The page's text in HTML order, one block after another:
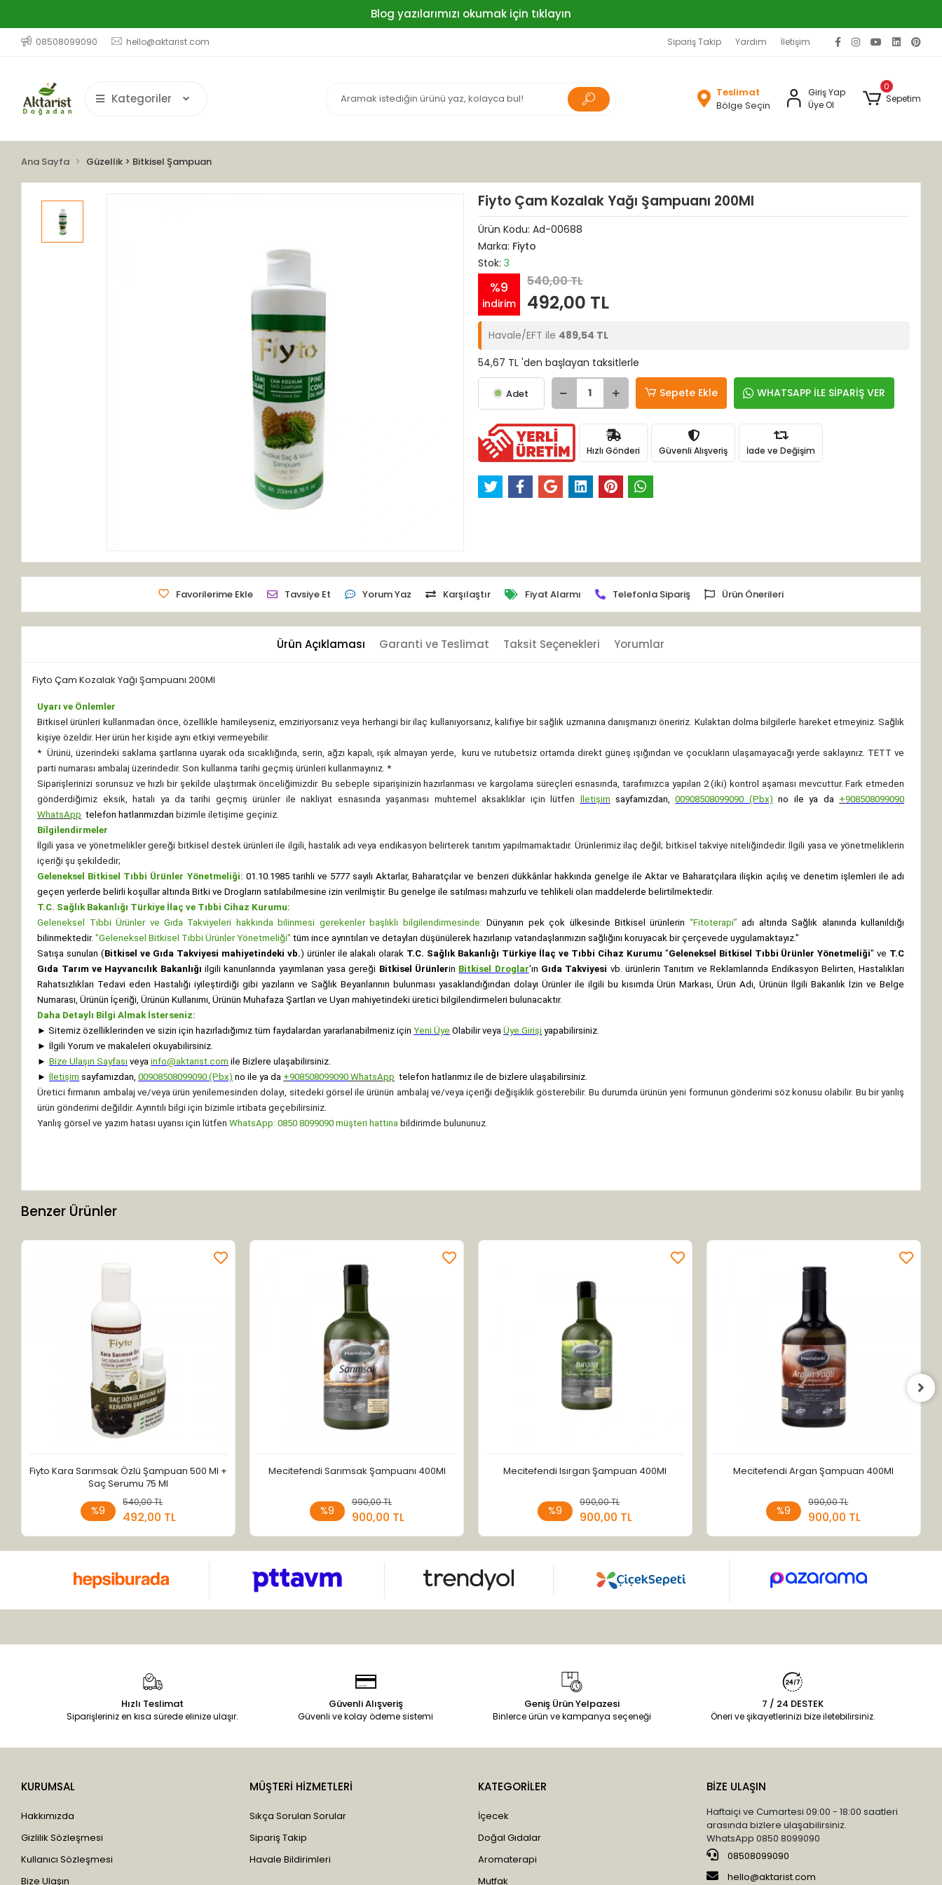
Blog yazılarımızı okumak için tıklayın
08508099090 hello@aktarist.com Sipariş Takip Yardım İletişim
Kategoriler
Teslimat
Bölge Seçin
Giriş Yap
Üye Ol
0
Sepetim
Ana Sayfa Güzellik > Bitkisel Şampuan
Fiyto Çam Kozalak Yağı Şampuanı 200Ml
Ürün Kodu: Ad-00688
Marka: Fiyto
Stok: 3
%9
indirim
540,00 TL
492,00 TL
Havale/EFT ile 489,54 TL
54,67 TL 'den başlayan taksitlerle
Adet Sepete Ekle WHATSAPP İLE SİPARİŞ VER
Hızlı Gönderi Güvenli Alışveriş İade ve Değişim
Favorilerime Ekle Tavsiye Et Yorum Yaz Karşılaştır Fiyat Alarmı Telefonla Sipariş Ürün Önerileri
Ürün Açıklaması Garanti ve Teslimat Taksit Seçenekleri Yorumlar
Fiyto Çam Kozalak Yağı Şampuanı 200Ml
Uyarı ve Önlemler
Bitkisel ürünleri kullanmadan önce, özellikle hamileyseniz, emziriyorsanız veya herhangi bir ilaç kullanıyorsanız, kalifiye bir sağlık uzmanına danışmanızı öneririz. Kulaktan dolma bilgilerle hareket etmeyiniz. Sağlık
kişiye özeldir. Her ürün her kişide aynı etkiyi vermeyebilir.
* Ürünü, üzerindeki saklama şartlarına uyarak oda sıcaklığında, serin, ağzı kapalı, ışık almayan yerde, kuru ve rutubetsiz ortamda direkt güneş ışığından ve çocukların ulaşamayacağı yerde saklayınız. TETT ve
parti numarası ambalaj üzerindedir. Son kullanma tarihi geçmiş ürünleri kullanmayınız. *
Siparişlerinizi sorunsuz ve hızlı bir şekilde ulaştırmak önceliğimizdir. Bu sebeple siparişinizin hazırlanması ve kargolama süreçleri esnasında, tarafımızca yapılan 2 (iki) kontrol aşaması mevcuttur. Fark etmeden
gönderdiğimiz eksik, hatalı ya da tarihi geçmiş ürünler ile nakliyat esnasında yaşanması muhtemel aksaklıklar için lütfen İletişim sayfamızdan,00908508099090 (Pbx) no ile ya da +908508099090
WhatsApp telefon hatlarımızdan bizimle iletişime geçiniz.
Bilgilendirmeler
İlgili yasa ve yönetmelikler gereği bitkisel destek ürünleri ile ilgili, hastalık adı veya endikasyon belirterek tanıtım yapılmamaktadır. Ürünlerimiz ilaç değil; bitkisel takviye niteliğindedir. İlgili yasa ve yönetmeliklerin
içeriği şu şekildedir;
Geleneksel Bitkisel Tıbbi Ürünler Yönetmeliği: 01.10.1985 tarihli ve 5777 sayılı Aktarlar, Baharatçılar ve benzeri dükkânlar hakkında genelge ile Aktar ve Baharatçılara ilişkin açılış ve denetim işlemleri ile adı
geçen yerlerde belirli koşullar altında Bitki ve Drogların satılabilmesine izin verilmiştir. Bu genelge ile satılması mahzurlu ve tehlikeli olan maddelerde belirtilmektedir.
T.C. Sağlık Bakanlığı Türkiye İlaç ve Tıbbi Cihaz Kurumu:
Geleneksel Tıbbi Ürünler ve Gıda Takviyeleri hakkında bilinmesi gerekenler başlıklı bilgilendirmesinde: Dünyanın pek çok ülkesinde Bitkisel ürünlerin “Fitoterapi” adı altında Sağlık alanında kullanıldığı
bilinmektedir."Geleneksel Bitkisel Tıbbi Ürünler Yönetmeliği" tüm ince ayrıntıları ve detayları düşünülerek hazırlanıp vatandaşlarımızın sağlığını koruyacak bir çerçevede uygulamaktayız."
Satışa sunulan (Bitkisel ve Gıda Takviyesi mahiyetindeki vb.) ürünler ile alakalı olarak T.C. Sağlık Bakanlığı Türkiye İlaç ve Tıbbi Cihaz Kurumu "Geleneksel Bitkisel Tıbbi Ürünler Yönetmeliği" ve T.C
Gıda Tarım ve Hayvancılık Bakanlığı ilgili kanunlarında yayımlanan yasa gereği Bitkisel Ürünlerin Bitkisel Droglar'ın Gıda Takviyesi vb. ürünlerin Tanıtım ve Reklamlarında Endikasyon Belirten, Hastalıkları
Rahatsızlıkları Tedavi eden Hastalığı iyileştirdiği gibi yazıların ve Sağlık Beyanlarının bulunması yasaklandığından dolayı Ürünler ile ilgili bu kısımda Ürün Markası, Ürün Adı, Ürünün İlgili Bakanlık İzin ve Belge
Numarası, Ürünün İçeriği, Ürünün Kullanımı, Ürünün Muhafaza Şartları ve Uyarı mahiyetindeki üretici bilgilendirmeleri bulunacaktır.
Daha Detaylı Bilgi Almak İsterseniz:
► Sitemiz özelliklerinden ve sizin için hazırladığımız tüm faydalardan yararlanabilmeniz içinYeni Üye Olabilir veyaÜye Girişi yapabilirsiniz.
► İlgili Yorum ve makaleleri okuyabilirsiniz.
► Bize Ulaşın Sayfası veya info@aktarist.com ile Bizlere ulaşabilirsiniz.
► İletişim sayfamızdan,00908508099090 (Pbx) no ile ya da +908508099090 WhatsApp telefon hatlarımız ile de bizlere ulaşabilirsiniz.
Üretici firmanın ambalaj ve/veya ürün yenilemesinden dolayı, sitedeki görsel ile ürünün ambalaj ve/veya içeriği değişiklik gösterebilir. Bu durumda ürünün yeni formunun gönderimi söz konusu olabilir. Bu bir yanlış
ürün gönderimi değildir. Ayrıntılı bilgi için bizimle irtibata geçebilirsiniz.
Yanlış görsel ve yazım hatası uyarısı için lütfenWhatsApp: 0850 8099090 müşteri hattına bildirimde bulununuz.
Benzer Ürünler
Fiyto Kara Sarımsak Özlü Şampuan 500 Ml +
Saç Serumu 75 Ml
%9
540,00 TL
492,00 TL
Sepete Ekle
Mecitefendi Sarımsak Şampuanı 400Ml
%9
990,00 TL
900,00 TL
Sepete Ekle
Mecitefendi Isırgan Şampuan 400Ml
%9
990,00 TL
900,00 TL
Sepete Ekle
Mecitefendi Argan Şampuan 400Ml
%9
990,00 TL
900,00 TL
Sepete Ekle
Hızlı Teslimat
Siparişleriniz en kısa sürede elinize ulaşır.
Güvenli Alışveriş
Güvenli ve kolay ödeme sistemi
Geniş Ürün Yelpazesi
Binlerce ürün ve kampanya seçeneği
7 / 24 DESTEK
Öneri ve şikayetlerinizi bize iletebilirsiniz.
KURUMSAL
Hakkımızda
Gizlilik Sözleşmesi
Kullanıcı Sözleşmesi
Bize Ulaşın
MÜŞTERİ HİZMETLERİ
Sıkça Sorulan Sorular
Sipariş Takip
Havale Bildirimleri
KATEGORİLER
İçecek
Doğal Gıdalar
Aromaterapi
Mutfak
BİZE ULAŞIN
Haftaiçi ve Cumartesi 09:00 - 18:00 saatleri
arasında bizlere ulaşabilirsiniz.
WhatsApp 0850 8099090
08508099090
hello@aktarist.com